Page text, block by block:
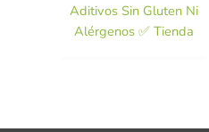
Aditivos Sin Gluten Ni
Alérgenos ✅ Tienda